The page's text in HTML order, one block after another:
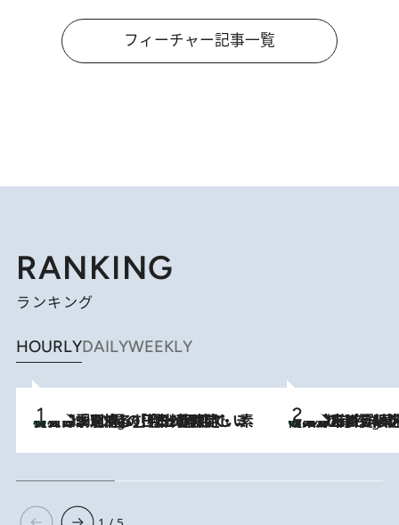
フィーチャー記事一覧
RANKING
ランキング
HOURLYDAILYWEEKLY
2 Hours Ago
【大分・別府】「今一番おいしい食材を調理する」1日2組限定・ミシュラン2ツ星の日本料理店で、素材と四季を愉しむ極上の時間 2 Hours Ago
《みずみずしい桃が丸ごと》東京の“あの有名洋菓子シェフ”の下で修業したパティシエが腕を振るう、珠玉の夏限定パフェを堪能！【大分市】